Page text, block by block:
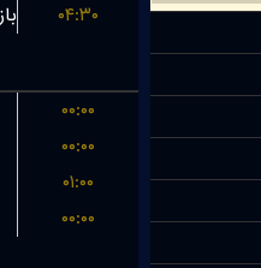
۰۴:۳۰
۰۰:۰۰
۰۰:۰۰
۰۱:۰۰
۰۰:۰۰